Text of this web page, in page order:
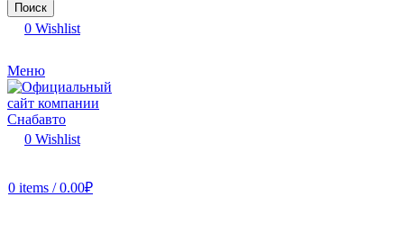
Поиск
0 Wishlist
Меню
0 Wishlist
0 items / 0.00₽